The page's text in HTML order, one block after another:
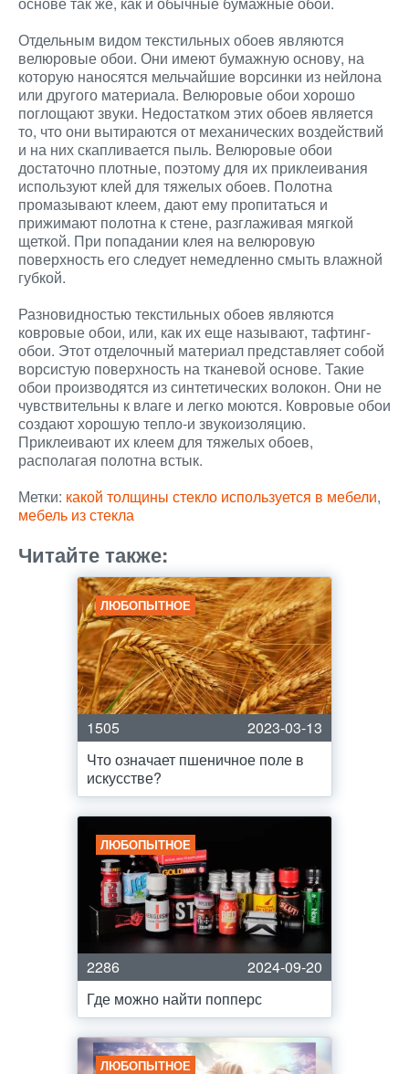
Отдельным видом текстильных обоев являются
велюровые обои. Они имеют бумажную основу, на
которую наносятся мельчайшие ворсинки из нейлона
или другого материала. Велюровые обои хорошо
поглощают звуки. Недостатком этих обоев является
то, что они вытираются от механических воздействий
и на них скапливается пыль. Велюровые обои
достаточно плотные, поэтому для их приклеивания
используют клей для тяжелых обоев. Полотна
промазывают клеем, дают ему пропитаться и
прижимают полотна к стене, разглаживая мягкой
щеткой. При попадании клея на велюровую
поверхность его следует немедленно смыть влажной
губкой.
Разновидностью текстильных обоев являются
ковровые обои, или, как их еще называют, тафтинг-
обои. Этот отделочный материал представляет собой
ворсистую поверхность на тканевой основе. Такие
обои производятся из синтетических волокон. Они не
чувствительны к влаге и легко моются. Ковровые обои
создают хорошую тепло-и звукоизоляцию.
Приклеивают их клеем для тяжелых обоев,
располагая полотна встык.
Метки: какой толщины стекло используется в мебели,
мебель из стекла
Читайте также:
ЛЮБОПЫТНОЕ
1505
2023-03-13
Что означает пшеничное поле в
искусстве?
ЛЮБОПЫТНОЕ
2286
2024-09-20
Где можно найти попперс
ЛЮБОПЫТНОЕ